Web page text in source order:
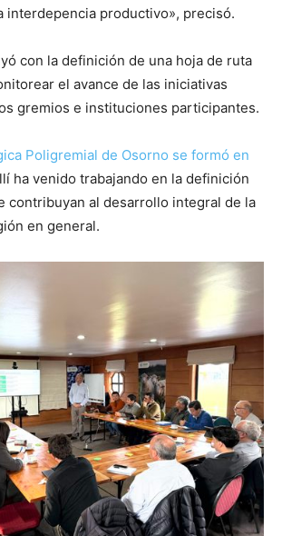
interdepencia productivo», precisó.
con la definición de una hoja de ruta
el avance de las iniciativas
gremios e instituciones participantes.
Poligremial de Osorno se formó en
ha venido trabajando en la definición
contribuyan al desarrollo integral de la
en general.